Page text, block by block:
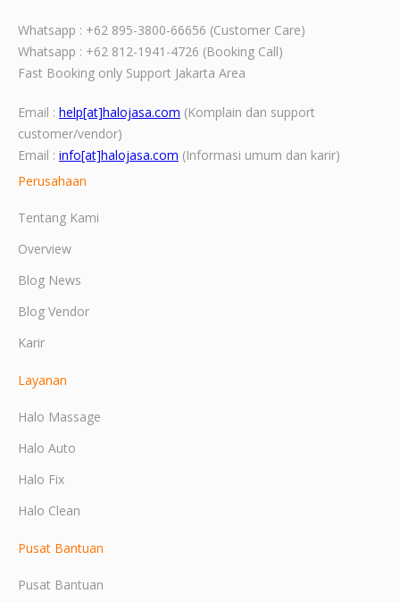
Whatsapp : +62 895-3800-66656 (Customer Care)
Whatsapp : +62 812-1941-4726 (Booking Call)
Fast Booking only Support Jakarta Area
Email : help[at]halojasa.com (Komplain dan support
customer/vendor)
Email : info[at]halojasa.com (Informasi umum dan karir)
Perusahaan
Tentang Kami
Overview
Blog News
Blog Vendor
Karir
Layanan
Halo Massage
Halo Auto
Halo Fix
Halo Clean
Pusat Bantuan
Pusat Bantuan